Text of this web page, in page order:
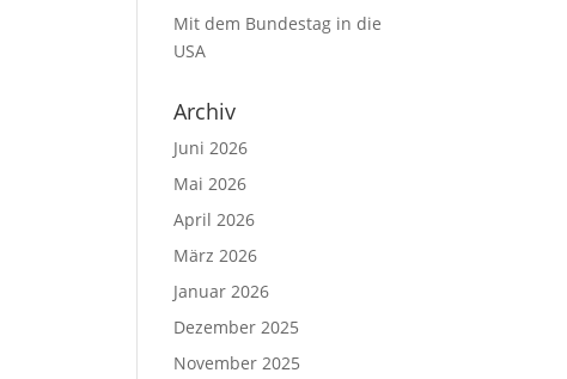
Mit dem Bundestag in die
USA
Archiv
Juni 2026
Mai 2026
April 2026
März 2026
Januar 2026
Dezember 2025
November 2025